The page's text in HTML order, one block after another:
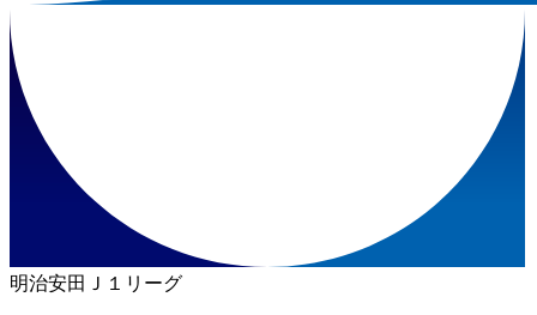
明治安田Ｊ１リーグ